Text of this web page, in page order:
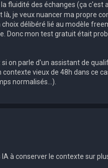
fluidité des échanges (ça c'est
je veux nuancer ma propre
délibéré lié au modèle
Donc mon test gratuit était
on parle d'un assistant de
vieux de 48h dans ce
normalisés...).
à conserver le contexte sur